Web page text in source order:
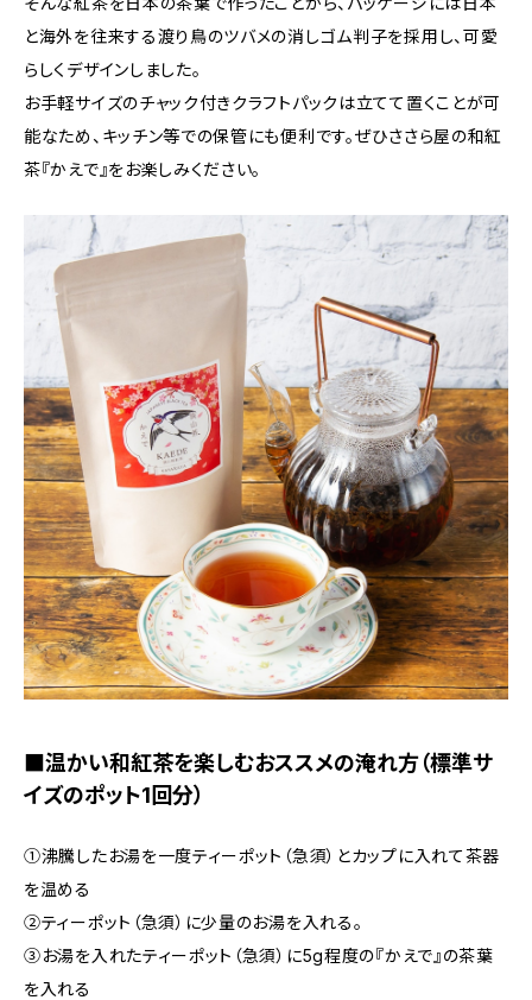
と海外を往来する渡り鳥のツバメの消しゴム判子を採用し、可愛
らしくデザインしました。
お手軽サイズのチャック付きクラフトパックは立てて置くことが可
能なため、キッチン等での保管にも便利です。ぜひささら屋の和紅
茶『かえで』をお楽しみください。
■温かい和紅茶を楽しむおススメの淹れ方（標準サ
イズのポット1回分）
①沸騰したお湯を一度ティーポット（急須）とカップに入れて茶器
を温める
②ティーポット（急須）に少量のお湯を入れる。
③お湯を入れたティーポット（急須）に5g程度の『かえで』の茶葉
を入れる